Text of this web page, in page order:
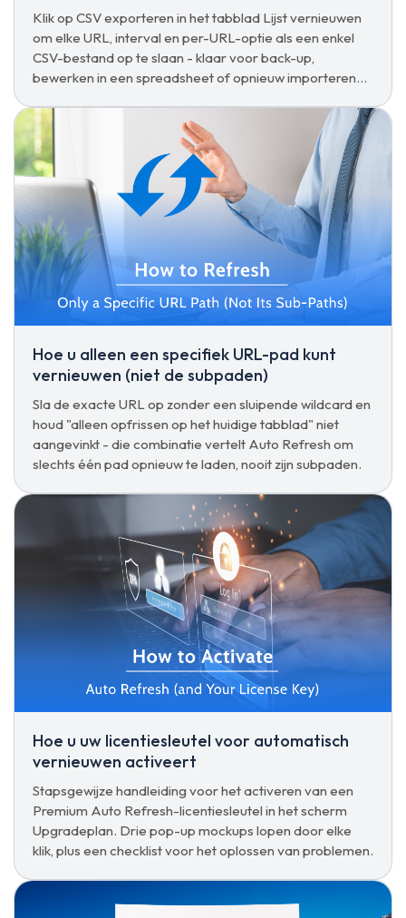
Klik op CSV exporteren in het tabblad Lijst vernieuwen
om elke URL, interval en per-URL-optie als een enkel
CSV-bestand op te slaan - klaar voor back-up,
bewerken in een spreadsheet of opnieuw importeren
Hoe u alleen een specifiek URL-pad kunt
vernieuwen (niet de subpaden)
Sla de exacte URL op zonder een sluipende wildcard en
houd "alleen opfrissen op het huidige tabblad" niet
aangevinkt - die combinatie vertelt Auto Refresh om
slechts één pad opnieuw te laden, nooit zijn subpaden.
Hoe u uw licentiesleutel voor automatisch
vernieuwen activeert
Stapsgewijze handleiding voor het activeren van een
Premium Auto Refresh-licentiesleutel in het scherm
Upgradeplan. Drie pop-up mockups lopen door elke
klik, plus een checklist voor het oplossen van problemen.